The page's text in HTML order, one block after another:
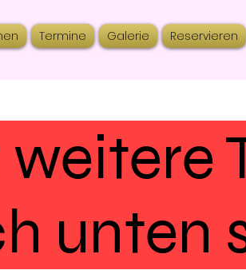
Termine Galerie Reservieren
weitere
unten